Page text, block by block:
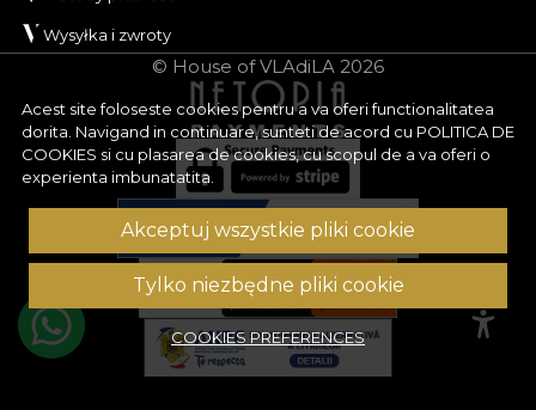
Acest site foloseste cookies pentru a va oferi functionalitatea
dorita. Navigand in continuare, sunteti de acord cu POLITICA DE
COOKIES si cu plasarea de cookies, cu scopul de a va oferi o
experienta imbunatatita.
Akceptuj wszystkie pliki cookie
Tylko niezbędne pliki cookie
COOKIES PREFERENCES
Wysyłka i zwroty
© House of VLAdiLA 2026